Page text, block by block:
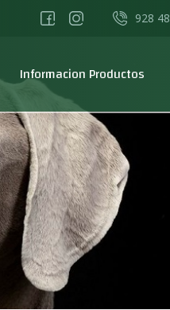
928
Informacion Productos